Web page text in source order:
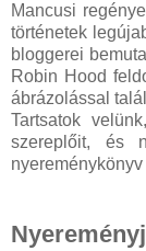
Mancusi
történetek
bloggerei
Robin Hood
ábrázolással
Tartsatok
szereplőit, és